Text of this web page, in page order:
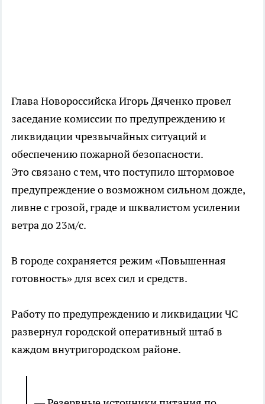
Глава Новороссийска Игорь Дяченко провел
заседание комиссии по предупреждению и
ликвидации чрезвычайных ситуаций и
обеспечению пожарной безопасности.
Это связано с тем, что поступило штормовое
предупреждение о возможном сильном дожде,
ливне с грозой, граде и шквалистом усилении
ветра до 23м/с.
В городе сохраняется режим «Повышенная
готовность» для всех сил и средств.
Работу по предупреждению и ликвидации ЧС
развернул городской оперативный штаб в
каждом внутригородском районе.